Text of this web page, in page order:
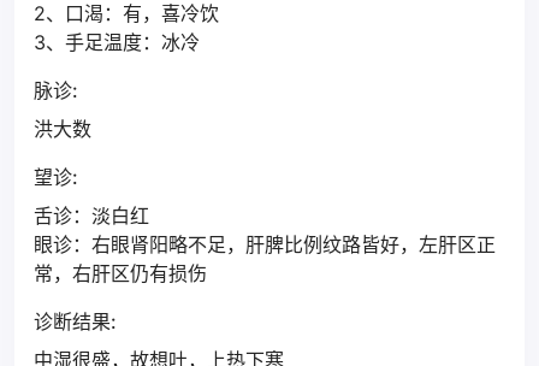
2、口渴：有，喜冷饮
3、手足温度：冰冷
脉诊:
洪大数
望诊:
舌诊：淡白红
眼诊：右眼肾阳略不足，肝脾比例纹路皆好，左肝区正
常，右肝区仍有损伤
诊断结果:
中湿很盛，故想吐，上热下寒